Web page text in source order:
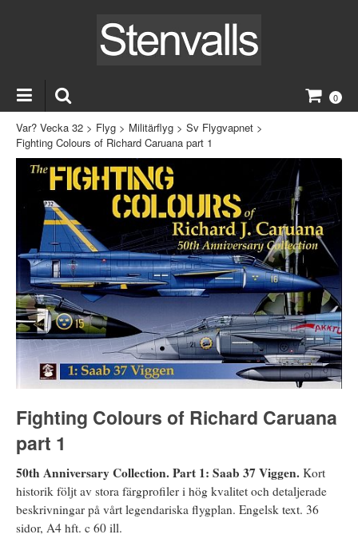
0
Var? Vecka 32 > Flyg > Militärflyg > Sv Flygvapnet >
Fighting Colours of Richard Caruana part 1
Fighting Colours of Richard Caruana
part 1
50th Anniversary Collection. Part 1: Saab 37 Viggen. Kort
historik följt av stora färgprofiler i hög kvalitet och detaljerade
beskrivningar på vårt legendariska flygplan. Engelsk text. 36
sidor, A4 hft. c 60 ill.